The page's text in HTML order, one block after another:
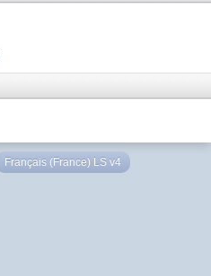
Français (France) LS v4